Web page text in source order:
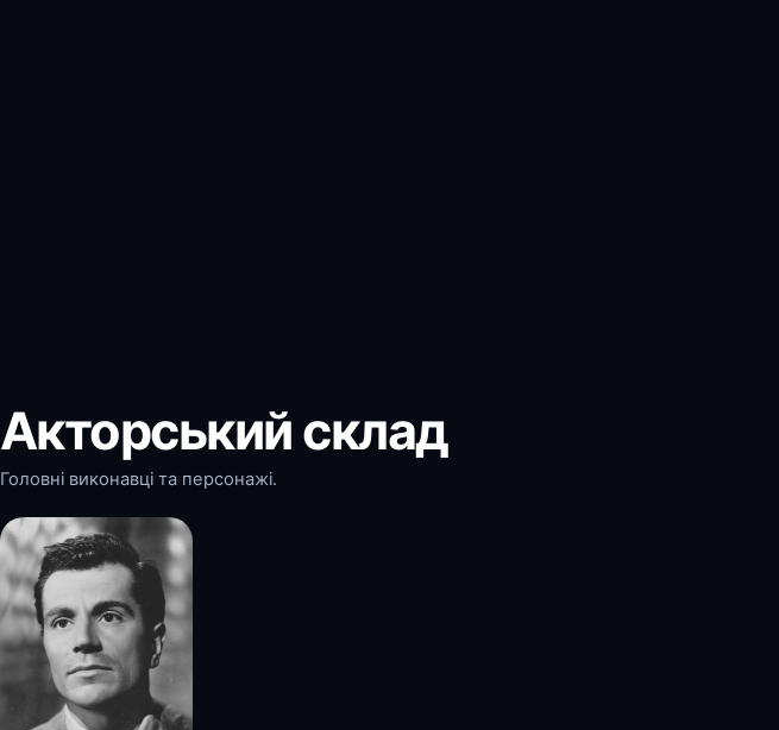
Акторський склад
Головні виконавці та персонажі.